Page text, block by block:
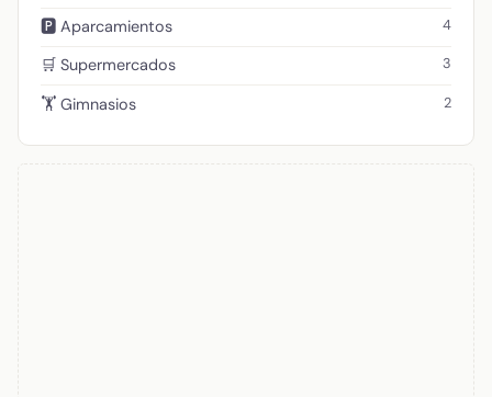
🅿️ Aparcamientos 4
🛒 Supermercados 3
🏋️ Gimnasios 2